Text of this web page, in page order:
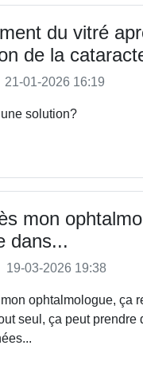
du vitré
de la
21-01-2026 16:19
solution?
mon
dans...
19-03-2026 19:38
ophtalmologue, ça
seul, ça peut prendre